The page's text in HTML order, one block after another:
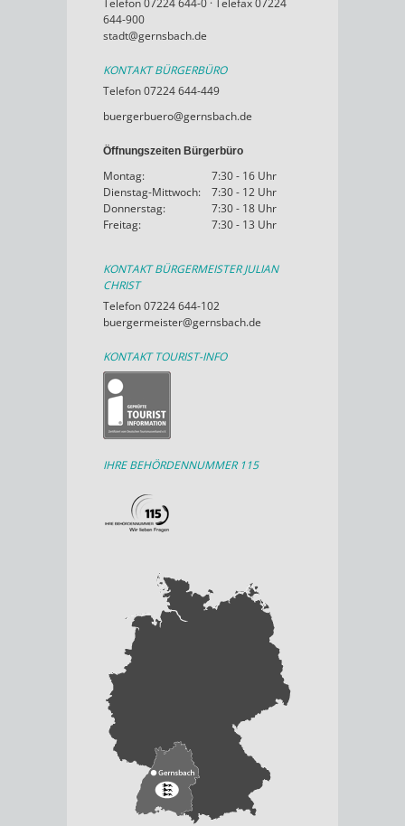
Telefon 07224 644-0 · Telefax 07224
644-900
stadt@gernsbach.de
KONTAKT BÜRGERBÜRO
Telefon 07224 644-449
buergerbuero@gernsbach.de
Öffnungszeiten Bürgerbüro
Montag:
7:30 - 16 Uhr
Dienstag-Mittwoch:
7:30 - 12 Uhr
Donnerstag:
7:30 - 18 Uhr
Freitag:
7:30 - 13 Uhr
KONTAKT BÜRGERMEISTER JULIAN
CHRIST
Telefon 07224 644-102
buergermeister@gernsbach.de
KONTAKT TOURIST-INFO
IHRE BEHÖRDENNUMMER 115